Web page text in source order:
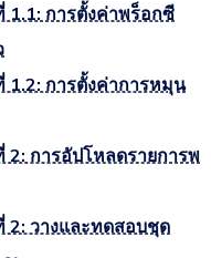
1.1: การตั้งค่าพร็อกซี
1.2: การตั้งค่าการหมุน
การอัปโหลดรายการพ
2: วางและทดสอบชุด